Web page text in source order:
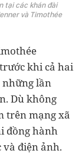
tại các khán đài
và Timothée
khi cả hai
những lần
Dù không
trên mạng xã
đồng hành
điện ảnh.